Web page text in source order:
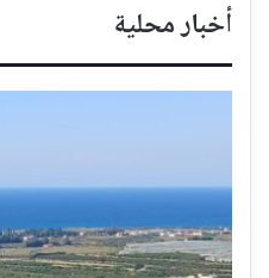
أخبار محلية